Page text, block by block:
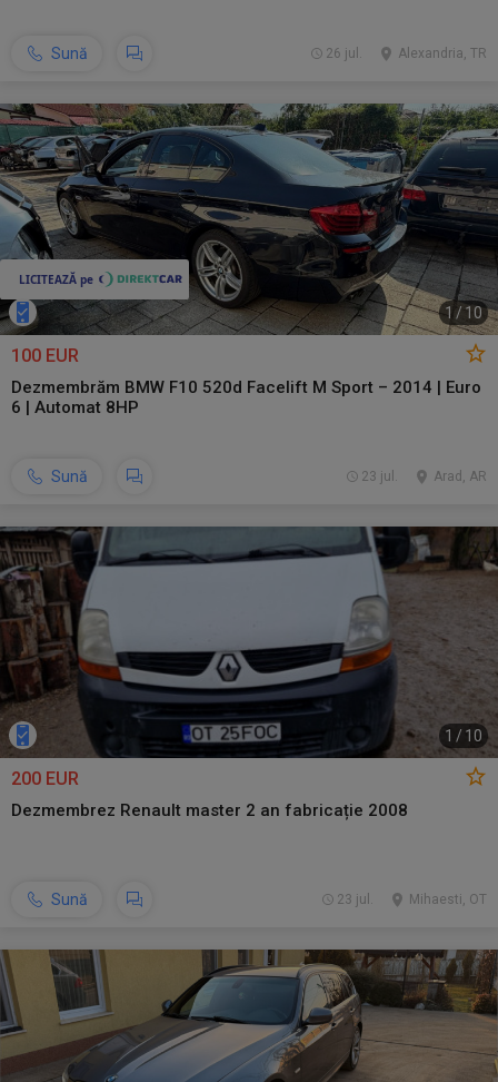
Sună Alexandria, TR
26 jul.
1 / 10
100 EUR
Dezmembrăm BMW F10 520d Facelift M Sport – 2014 | Euro
6 | Automat 8HP
Sună Arad, AR
23 jul.
1 / 10
200 EUR
Dezmembrez Renault master 2 an fabricație 2008
Sună Mihaesti, OT
23 jul.